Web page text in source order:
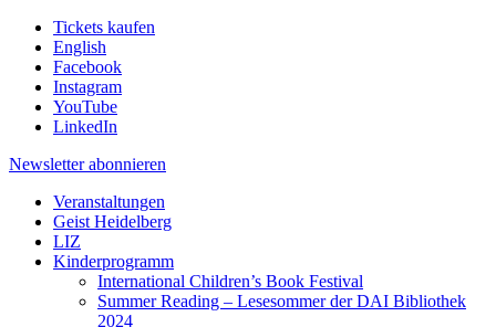
Tickets kaufen
English
Facebook
Instagram
YouTube
LinkedIn
Newsletter abonnieren
Veranstaltungen
Geist Heidelberg
LIZ
Kinderprogramm
International Children’s Book Festival
Summer Reading – Lesesommer der DAI Bibliothek
2024